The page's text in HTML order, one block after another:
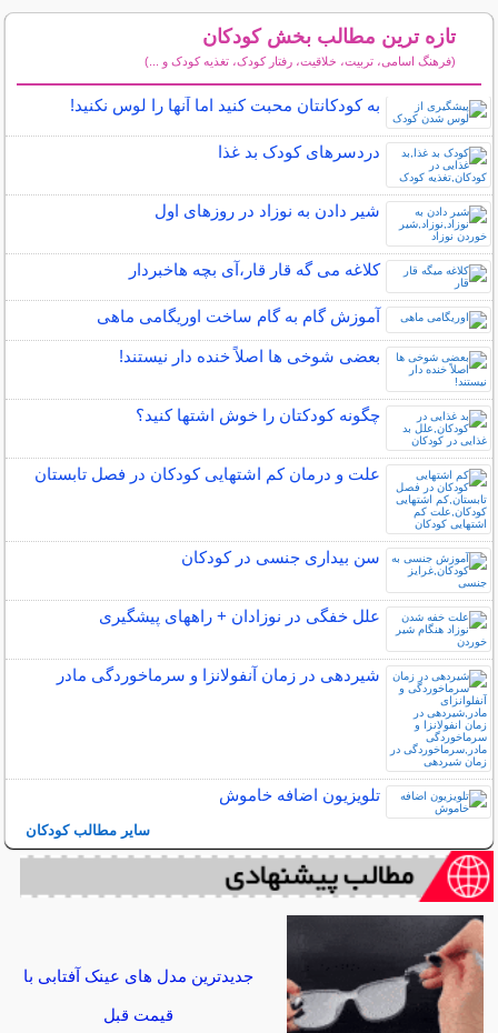
تازه ترین مطالب بخش کودکان
(فرهنگ اسامی، تربیت، خلاقیت، رفتار کودک، تغذیه کودک و ...)
به کودکانتان محبت کنید اما آنها را لوس نکنید!
دردسرهای کودک بد غذا
شیر دادن به نوزاد در روزهای اول
کلاغه می گه قار قار،آی بچه هاخبردار
آموزش گام به گام ساخت اوریگامی ماهی
بعضی شوخی ها اصلاً خنده دار نیستند!
چگونه کودکتان را خوش اشتها کنید؟
علت و درمان کم اشتهایی کودکان در فصل تابستان
سن بیداری جنسی در کودکان
علل خفگی در نوزادان + راههای پیشگیری
شیردهی در زمان آنفولانزا و سرماخوردگی مادر
تلویزیون اضافه خاموش
سایر مطالب کودکان
جدیدترین مدل های عینک آفتابی با
قیمت قبل